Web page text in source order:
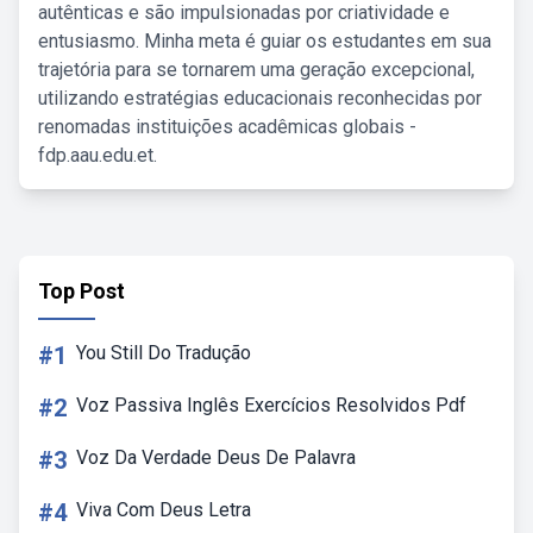
autênticas e são impulsionadas por criatividade e
entusiasmo. Minha meta é guiar os estudantes em sua
trajetória para se tornarem uma geração excepcional,
utilizando estratégias educacionais reconhecidas por
renomadas instituições acadêmicas globais -
fdp.aau.edu.et.
Top Post
#1 You Still Do Tradução
#2 Voz Passiva Inglês Exercícios Resolvidos Pdf
#3 Voz Da Verdade Deus De Palavra
#4 Viva Com Deus Letra